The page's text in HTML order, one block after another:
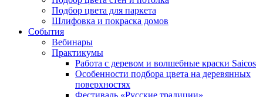
Подбор цвета для паркета
Шлифовка и покраска домов
События
Вебинары
Практикумы
Работа с деревом и волшебные краски Saicos
Особенности подбора цвета на деревянных
поверхностях
Фестиваль «Русские традиции»